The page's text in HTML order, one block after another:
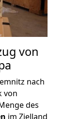
von
nach
von
des
im Zielland